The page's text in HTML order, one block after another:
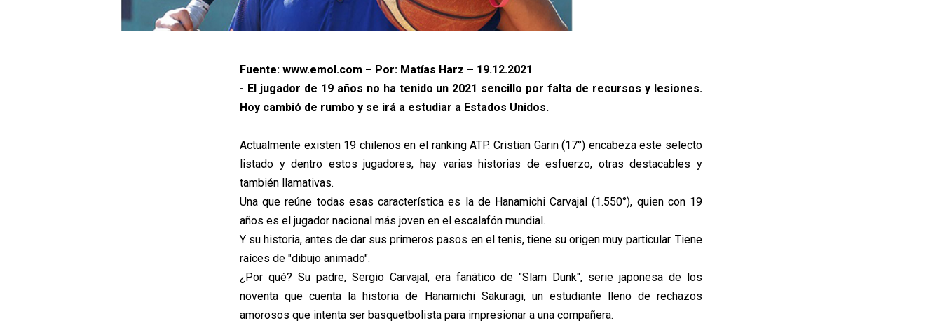
Fuente: www.emol.com – Por: Matías Harz – 19.12.2021
- El jugador de 19 años no ha tenido un 2021 sencillo por falta de recursos y lesiones.
Hoy cambió de rumbo y se irá a estudiar a Estados Unidos.
Actualmente existen 19 chilenos en el ranking ATP. Cristian Garin (17°) encabeza este selecto
listado y dentro estos jugadores, hay varias historias de esfuerzo, otras destacables y
también llamativas.
Una que reúne todas esas característica es la de Hanamichi Carvajal (1.550°), quien con 19
años es el jugador nacional más joven en el escalafón mundial.
Y su historia, antes de dar sus primeros pasos en el tenis, tiene su origen muy particular. Tiene
raíces de "dibujo animado".
¿Por qué? Su padre, Sergio Carvajal, era fanático de "Slam Dunk", serie japonesa de los
noventa que cuenta la historia de Hanamichi Sakuragi, un estudiante lleno de rechazos
amorosos que intenta ser basquetbolista para impresionar a una compañera.